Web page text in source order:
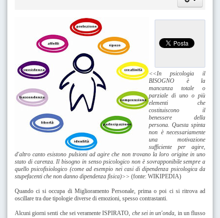
<<In psicologia il
BISOGNO è la
mancanza totale o
parziale di uno o più
elementi che
costituiscono il
benessere della
persona. Questa spinta
non è necessariamente
una motivazione
sufficiente per agire,
d'altro canto esistono pulsioni ad agire che non trovano la loro origine in uno
stato di carenza. Il bisogno in senso psicologico non è sovrapponibile sempre a
quello psicofisiologico (come ad esempio nei casi di dipendenza psicologica da
stupefacenti che non danno dipendenza fisica)>> (fonte: WIKIPEDIA)
Quando ci si occupa di Miglioramento Personale, prima o poi ci si ritrova ad
oscillare tra due tipologie diverse di emozioni, spesso contrastanti.
Alcuni giorni senti che sei veramente ISPIRATO, che sei in un'onda, in un flusso